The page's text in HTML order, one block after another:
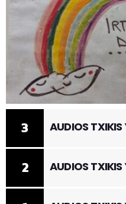
2 AUDIOS
3 AUDIOS